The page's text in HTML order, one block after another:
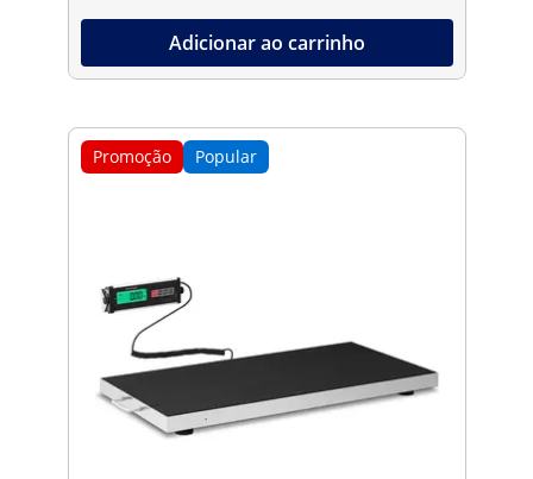
Adicionar ao carrinho
Promoção Popular